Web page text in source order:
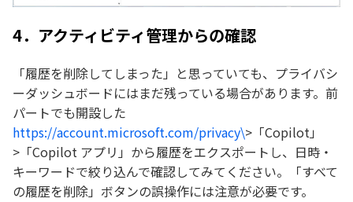
4．アクティビティ管理からの確認
「履歴を削除してしまった」と思っていても、プライバシ
ーダッシュボードにはまだ残っている場合があります。前
パートでも開設した
https://account.microsoft.com/privacy\>「Copilot」
>「Copilot アプリ」から履歴をエクスポートし、日時・
キーワードで絞り込んで確認してみてください。「すべて
の履歴を削除」ボタンの誤操作には注意が必要です。